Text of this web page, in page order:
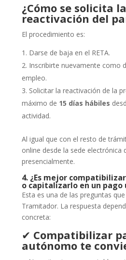
¿Cómo se solicita la
reactivación del
El procedimiento es:
Darse de baja en el RETA.
Inscribirte nuevamente como
empleo.
Solicitar la reactivación de la
máximo de 15 días hábiles
actividad.
Al igual que con el resto de
online desde la sede electrónica
presencialmente.
4. ¿Es mejor
o capitalizarlo en un pago
Esta es una de las preguntas
Tramitador. La respuesta
concreta:
✔ Compatibilizar
autónomo te